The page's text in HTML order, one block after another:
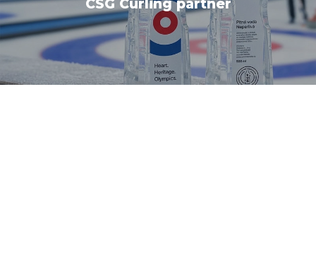
Go to shop
CSG Curling partner